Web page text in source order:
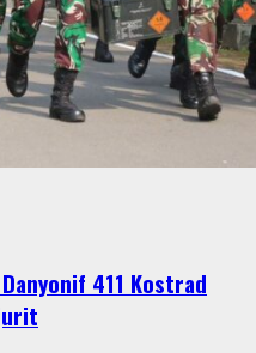
411 Kostrad